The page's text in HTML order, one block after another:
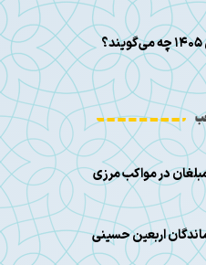
در مواکب مرزی
اربعین حسینی